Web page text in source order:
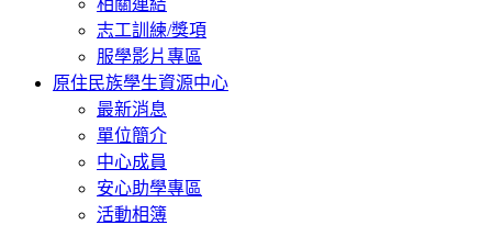
志工訓練/獎項
服學影片專區
原住民族學生資源中心
最新消息
單位簡介
中心成員
安心助學專區
活動相簿